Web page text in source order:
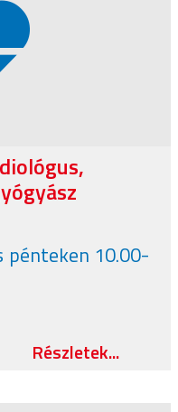
pénteken 10.00-
Részletek...